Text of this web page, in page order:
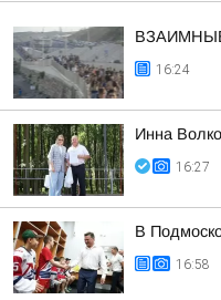
16:24
Инна
16:27
В
16:58